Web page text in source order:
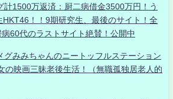
計1500万返済：厨二病借金3500万円！う
！！9期研究生、最後のサイト！全
60代のラストサイト絶賛！公開中
グみみちゃんのニートッフルステーション
の映画三昧老後生活！（無職孤独居老人的